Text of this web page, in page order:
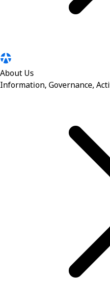
About Us
Information, Governance,